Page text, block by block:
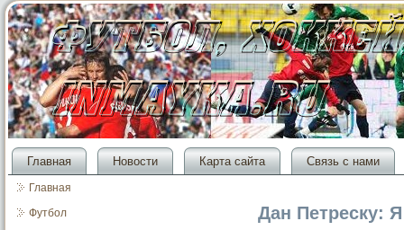
Главная Новости Карта сайта Связь с нами
Главная
Футбол
Дан Петреску: